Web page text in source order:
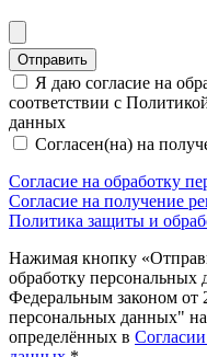
Отправить
Я даю согласие на
соответствии с
данных
Согласен(на) на
Согласие на обработку
Согласие на получение
Политика защиты и
Нажимая кнопку
обработку персональных
Федеральным законом
персональных данных"
определённых в